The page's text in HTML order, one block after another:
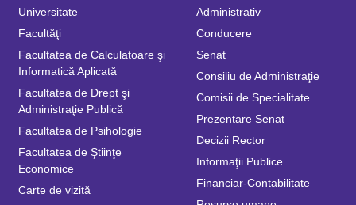
Universitate
Facultăţi
Facultatea de Calculatoare şi
Informatică Aplicată
Facultatea de Drept şi
Administraţie Publică
Facultatea de Psihologie
Facultatea de Ştiinţe
Economice
Carte de vizită
Administrativ
Conducere
Senat
Consiliu de Administraţie
Comisii de Specialitate
Prezentare Senat
Decizii Rector
Informaţii Publice
Financiar-Contabilitate